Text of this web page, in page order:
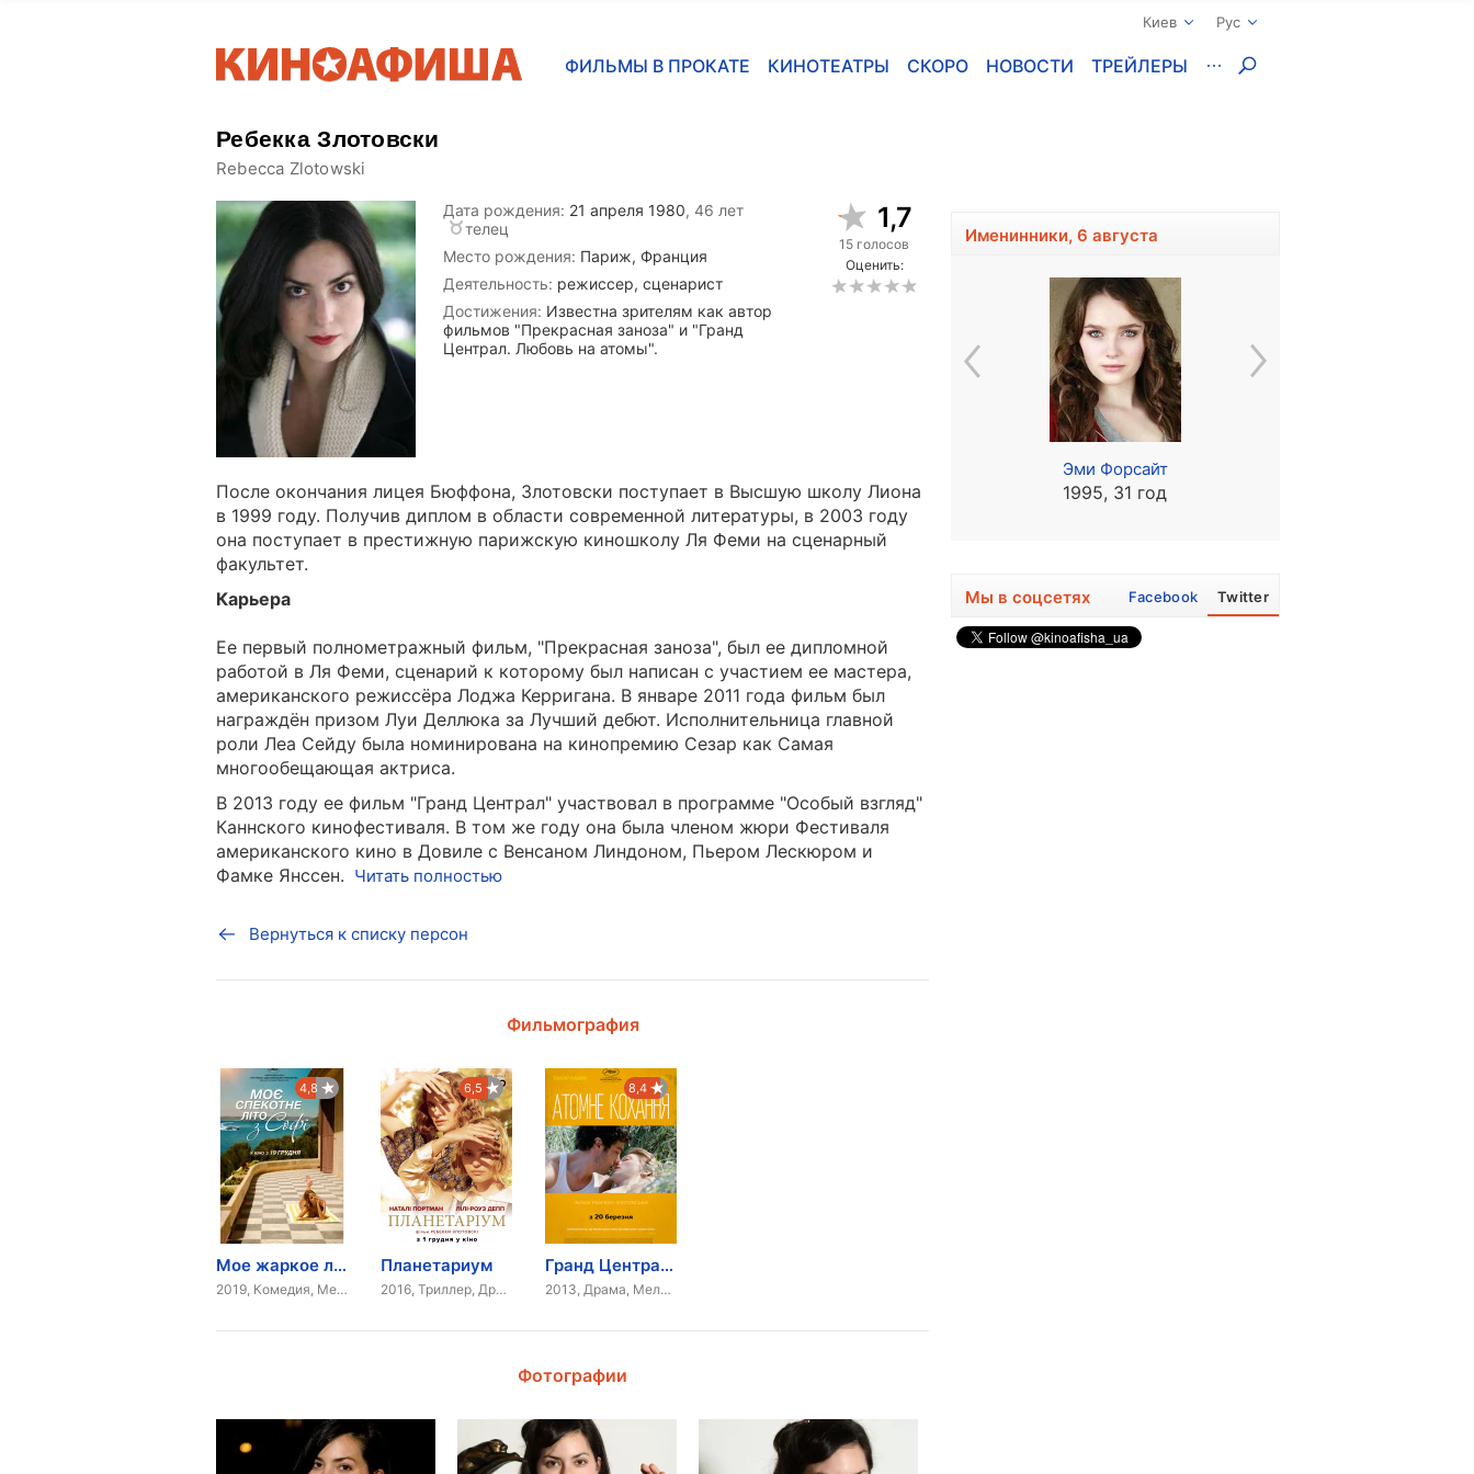
Киев Рус
ФИЛЬМЫ В ПРОКАТЕ КИНОТЕАТРЫ СКОРО НОВОСТИ ТРЕЙЛЕРЫ
Ребекка Злотовски
Rebecca Zlotowski
Дата рождения: 21 апреля 1980, 46 лет
телец
Место рождения: Париж, Франция
Деятельность: режиссер, сценарист
Достижения: Известна зрителям как автор
фильмов "Прекрасная заноза" и "Гранд
Централ. Любовь на атомы".
1,7
15 голосов
Оценить:
После окончания лицея Бюффона, Злотовски поступает в Высшую школу Лиона
в 1999 году. Получив диплом в области современной литературы, в 2003 году
она поступает в престижную парижскую киношколу Ля Феми на сценарный
факультет.
Карьера
Ее первый полнометражный фильм, "Прекрасная заноза", был ее дипломной
работой в Ля Феми, сценарий к которому был написан с участием ее мастера,
американского режиссёра Лоджа Керригана. В январе 2011 года фильм был
награждён призом Луи Деллюка за Лучший дебют. Исполнительница главной
роли Леа Сейду была номинирована на кинопремию Сезар как Самая
многообещающая актриса.
В 2013 году ее фильм "Гранд Централ" участвовал в программе "Особый взгляд"
Каннского кинофестиваля. В том же году она была членом жюри Фестиваля
американского кино в Довиле с Венсаном Линдоном, Пьером Лескюром и
Фамке Янссен. Читать полностью
Вернуться к списку персон
Фильмография
4,8
Мое жаркое лето с Софи
2019, Комедия, Мелодрама
6,5
Планетариум
2016, Триллер, Драма, Мелодрама, Детектив
8,4
Гранд Централ. Любовь на атомы
2013, Драма, Мелодрама
Фотографии
Именинники, 6 августа
1946, 80 лет
Эми Форсайт
1995, 31 год
Мы в соцсетях Facebook Twitter